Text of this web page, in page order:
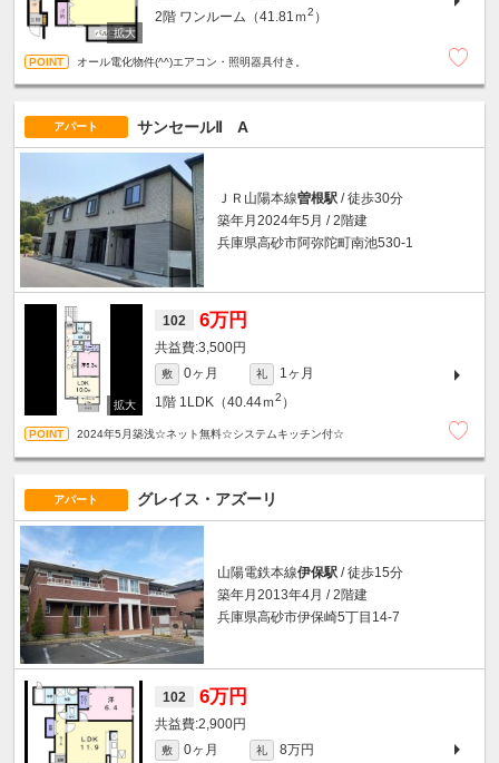
2階 ワンルーム（41.81ｍ2 ）
オール電化物件(^^)エアコン・照明器具付き。
アパート サンセールⅡ A
ＪＲ山陽本線曽根駅 / 徒歩30分
築年月2024年5月 / 2階建
兵庫県高砂市阿弥陀町南池530-1
102 6万円
3,500円
敷 0ヶ月 礼
1ヶ月
1階 1LDK（40.44ｍ2 ）
2024年5月築浅☆ネット無料☆システムキッチン付☆
アパート グレイス・アズーリ
山陽電鉄本線伊保駅 / 徒歩15分
築年月2013年4月 / 2階建
兵庫県高砂市伊保崎5丁目14-7
102 6万円
2,900円
敷 0ヶ月 礼
8万円